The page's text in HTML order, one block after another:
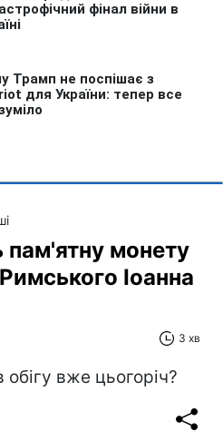
пам'ятну монету
Іоанна
3 хв
вже цьогоріч?